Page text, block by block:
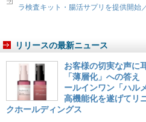
ラ検査キット・腸活サプリを提供開始
リリースの最新ニュース
お客様の切実な声に
「薄層化」への答
ールインワン「ハル
高機能化を遂げてリ
クホールディングス